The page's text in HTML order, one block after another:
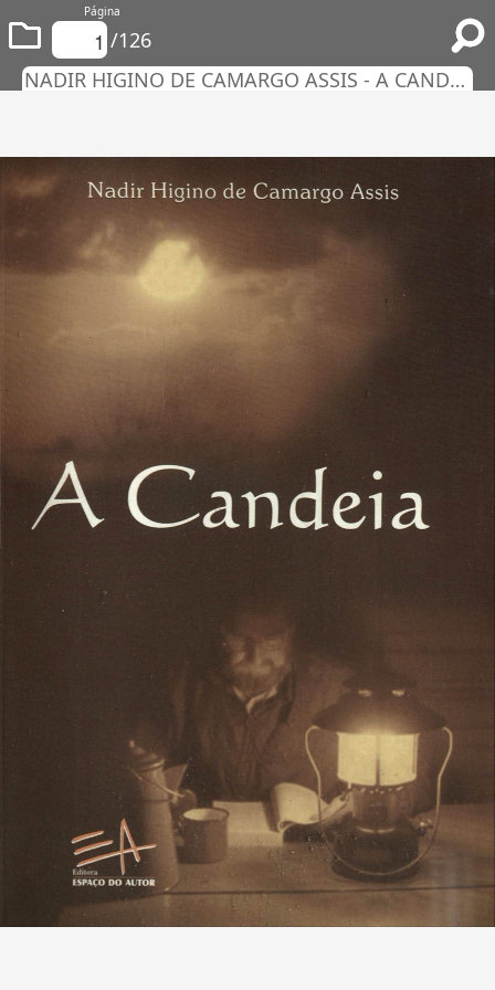
Página
/126
NADIR HIGINO DE CAMARGO ASSIS - A CANDEIA